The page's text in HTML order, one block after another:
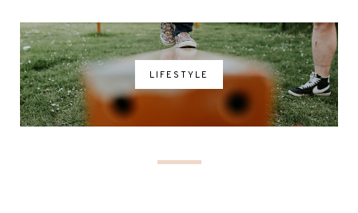
LIFESTYLE